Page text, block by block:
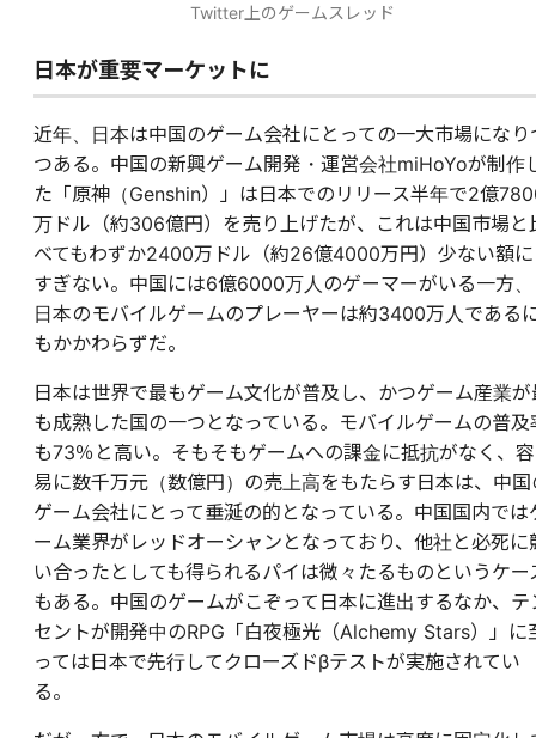
Twitter上のゲームスレッド
日本が重要マーケットに
近年、日本は中国のゲーム会社にとっての一大市場になり
つある。中国の新興ゲーム開発・運営会社miHoYoが制作
た「原神（Genshin）」は日本でのリリース半年で2億
万ドル（約306億円）を売り上げたが、これは中国市場と
べてもわずか2400万ドル（約26億4000万円）少ない額に
すぎない。中国には6億6000万人のゲーマーがいる一方、
日本のモバイルゲームのプレーヤーは約3400万人である
もかかわらずだ。
日本は世界で最もゲーム文化が普及し、かつゲーム産業が
も成熟した国の一つとなっている。モバイルゲームの普及
も73％と高い。そもそもゲームへの課金に抵抗がなく、容
易に数千万元（数億円）の売上高をもたらす日本は、中国
ゲーム会社にとって垂涎の的となっている。中国国内では
ーム業界がレッドオーシャンとなっており、他社と必死に
い合ったとしても得られるパイは微々たるものというケー
もある。中国のゲームがこぞって日本に進出するなか、テ
セントが開発中のRPG「白夜極光（Alchemy Stars）」に
っては日本で先行してクローズドβテストが実施されてい
る。